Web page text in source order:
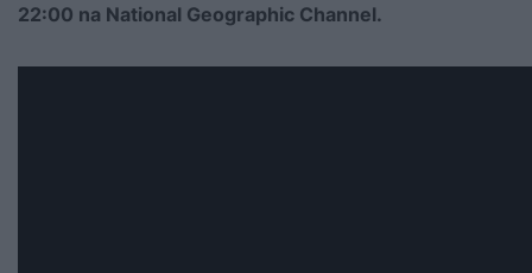
22:00 na National Geographic Channel.